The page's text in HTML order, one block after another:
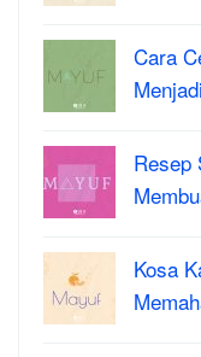
Cara
Resep
Kosa